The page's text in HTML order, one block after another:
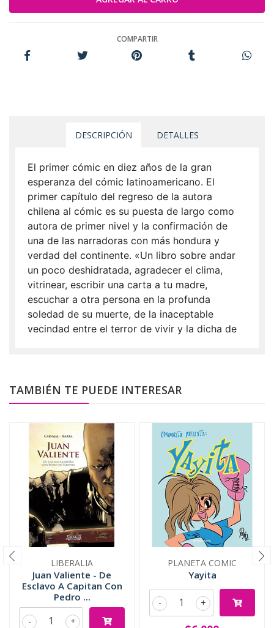
COMPARTIR
DESCRIPCIÓN DETALLES
El primer cómic en diez años de la gran
esperanza del cómic latinoamericano. El
primer capítulo del regreso de la autora
chilena al cómic es su puesta de largo como
autora de primer nivel y la confirmación de
una de las narradoras con más hondura y
verdad del continente. «Un libro sobre andar
un poco deshidratada, agradecer el clima,
vitrinear, escribir una carta a tu madre,
escuchar a otra persona en la profunda
soledad de su muerte, de la inaceptable
vecindad entre el terror de vivir y la dicha de
TAMBIÉN TE PUEDE INTERESAR
LIBERALIA
Juan Valiente - De
Esclavo A Capitan Con
Pedro ...
+
-
PLANETA COMIC
Yayita
+
-